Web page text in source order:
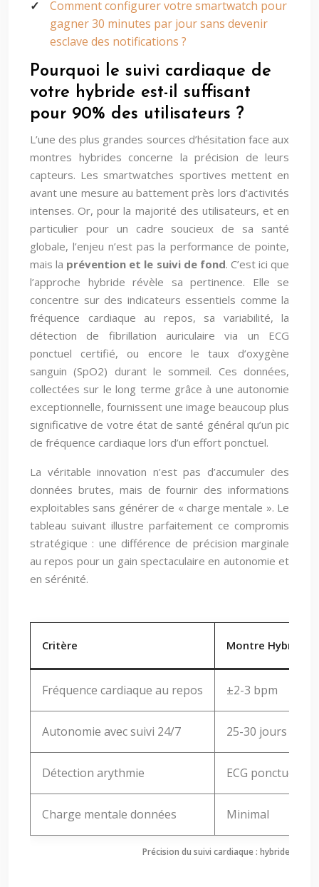
Comment configurer votre smartwatch pour
gagner 30 minutes par jour sans devenir
esclave des notifications ?
Pourquoi le suivi cardiaque de
votre hybride est-il suffisant
pour 90% des utilisateurs ?
L’une des plus grandes sources d’hésitation face aux
montres hybrides concerne la précision de leurs
capteurs. Les smartwatches sportives mettent en
avant une mesure au battement près lors d’activités
intenses. Or, pour la majorité des utilisateurs, et en
particulier pour un cadre soucieux de sa santé
globale, l’enjeu n’est pas la performance de pointe,
mais la prévention et le suivi de fond. C’est ici que
l’approche hybride révèle sa pertinence. Elle se
concentre sur des indicateurs essentiels comme la
fréquence cardiaque au repos, sa variabilité, la
détection de fibrillation auriculaire via un ECG
ponctuel certifié, ou encore le taux d’oxygène
sanguin (SpO2) durant le sommeil. Ces données,
collectées sur le long terme grâce à une autonomie
exceptionnelle, fournissent une image beaucoup plus
significative de votre état de santé général qu’un pic
de fréquence cardiaque lors d’un effort ponctuel.
La véritable innovation n’est pas d’accumuler des
données brutes, mais de fournir des informations
exploitables sans générer de « charge mentale ». Le
tableau suivant illustre parfaitement ce compromis
stratégique : une différence de précision marginale
au repos pour un gain spectaculaire en autonomie et
en sérénité.
Précision du suivi cardiaque : hybride vs
Critère Montre Hybride
Fréquence cardiaque au repos ±2-3 bpm
Autonomie avec suivi 24/7 25-30 jours
Détection arythmie ECG ponctuel
Charge mentale données Minimal